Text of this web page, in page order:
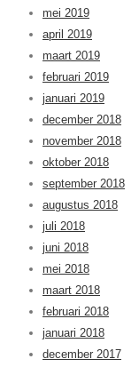
mei 2019
april 2019
maart 2019
februari 2019
januari 2019
december 2018
november 2018
oktober 2018
september 2018
augustus 2018
juli 2018
juni 2018
mei 2018
maart 2018
februari 2018
januari 2018
december 2017